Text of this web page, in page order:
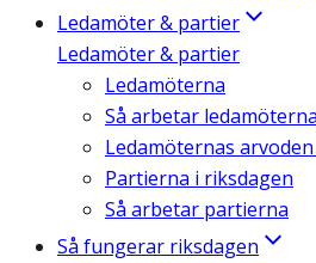
Ledamöter & partier
Ledamöter & partier
Ledamöterna
Så arbetar ledamöterna
Ledamöternas
Partierna i riksdagen
Så arbetar partierna
Så fungerar riksdagen